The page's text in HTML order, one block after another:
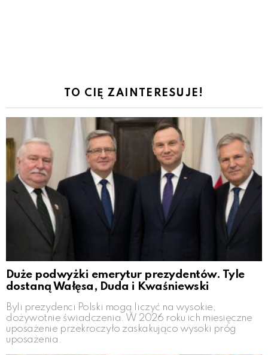
TO CIĘ ZAINTERESUJE!
Duże podwyżki emerytur prezydentów. Tyle
dostaną Wałęsa, Duda i Kwaśniewski
Byli prezydenci Polski mogą liczyć na wysokie,
dożywotnie świadczenia. W 2026 roku ich miesięczne
uposażenie przekroczyło zaskakująco wysoki próg
uposażenia.